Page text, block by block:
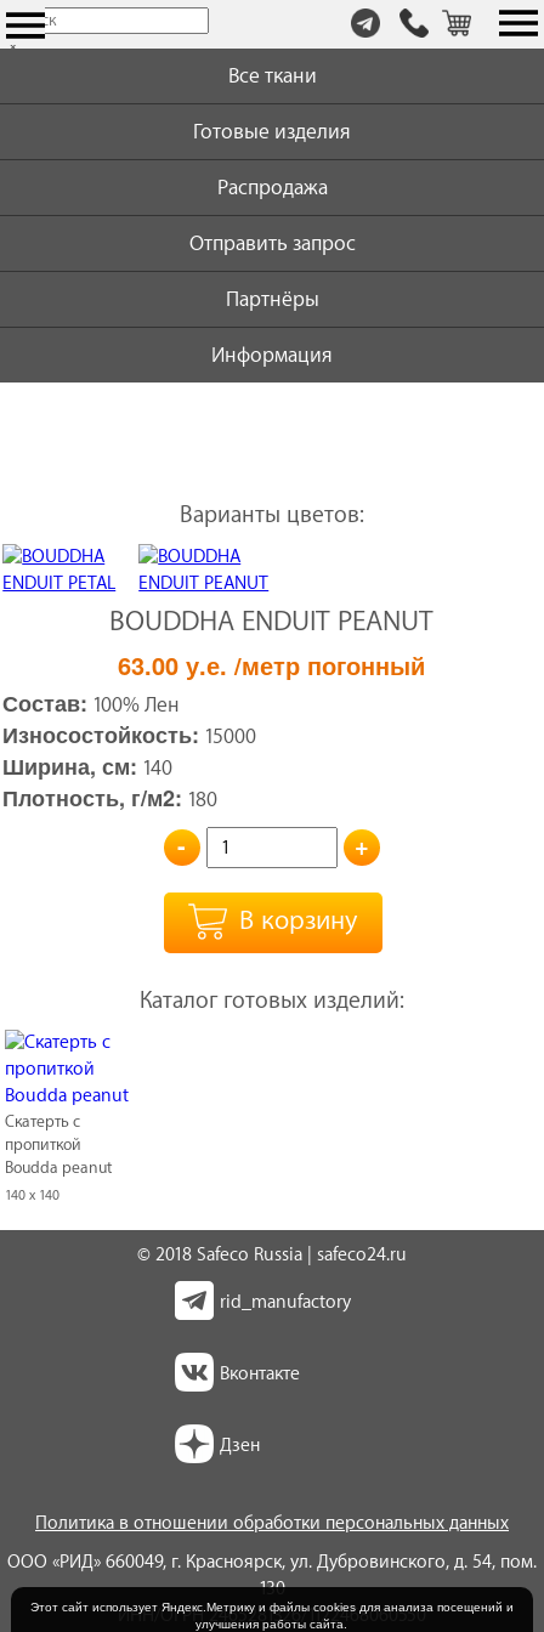
×
т.
+7
Все ткани
Готовые изделия
Распродажа
Отправить запрос
Партнёры
Информация
Варианты цветов:
BOUDDHA ENDUIT PEANUT
63.00у.е. /метр погонный
Состав: 100% Лен
Износостойкость: 15000
Ширина, см: 140
Плотность, г/м2: 180
- +
В корзину
Каталог готовых изделий:
Скатерть с
пропиткой
Boudda peanut
140 x 140
© 2018 Safeco Russia | safeco24.ru
rid_manufactory
Вконтакте
Дзен
Политика в отношении обработки персональных данных
ООО «РИД» 660049, г. Красноярск, ул. Дубровинского, д. 54, пом.
130
ИНН/ОГРН 2465281326/1122468060550
Этот сайт использует Яндекс.Метрику и файлы cookies для анализа посещений и
улучшения работы сайта.